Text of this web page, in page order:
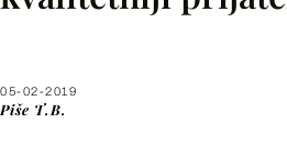
05-02-2019
Piše T.B.